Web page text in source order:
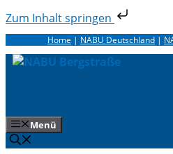
Zum Inhalt springen
Zum
Inhalt
springen
Home | NABU Deutschland |
Menü